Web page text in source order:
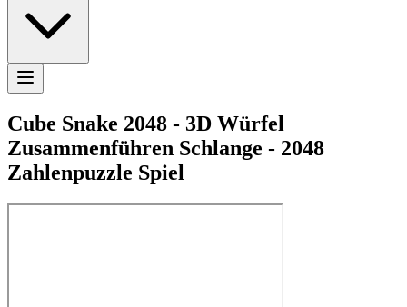
Cube Snake 2048 - 3D Würfel
Zusammenführen Schlange - 2048
Zahlenpuzzle Spiel